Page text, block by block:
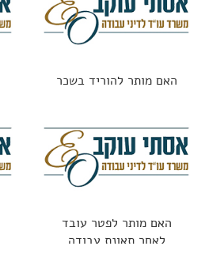
האם מותר להוריד בשכר
האם מותר לפטר עובד
לאחר תאונת עבודה